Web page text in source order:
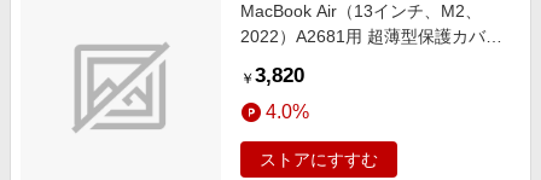
MacBook Air（13インチ、M2、
2022）A2681用 超薄型保護カバー
MCAR13-ST-22-RD
￥ 3,820
4.0%
ストアにすすむ